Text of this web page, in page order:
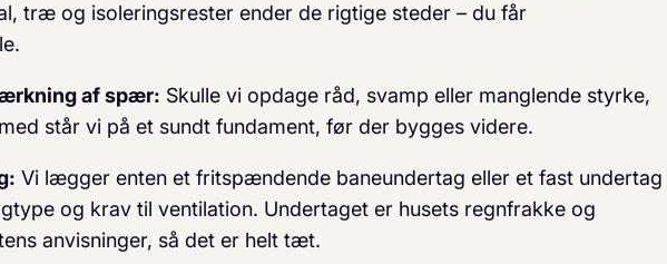
træ og isoleringsrester ender de rigtige steder – du får
af spær: Skulle vi opdage råd, svamp eller manglende styrke,
står vi på et sundt fundament, før der bygges videre.
Vi lægger enten et fritspændende baneundertag eller et fast undertag
og krav til ventilation. Undertaget er husets regnfrakke og
anvisninger, så det er helt tæt.